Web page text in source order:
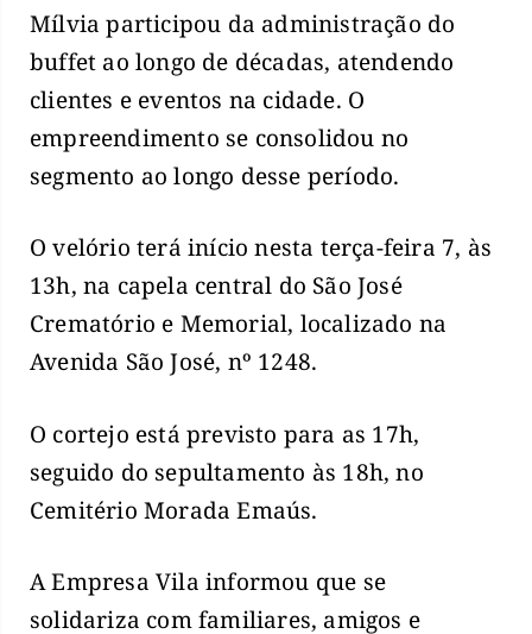
Mílvia participou da administração do
buffet ao longo de décadas, atendendo
clientes e eventos na cidade. O
empreendimento se consolidou no
segmento ao longo desse período.
O velório terá início nesta terça-feira 7, às
13h, na capela central do São José
Crematório e Memorial, localizado na
Avenida São José, nº 1248.
O cortejo está previsto para as 17h,
seguido do sepultamento às 18h, no
Cemitério Morada Emaús.
A Empresa Vila informou que se
solidariza com familiares, amigos e